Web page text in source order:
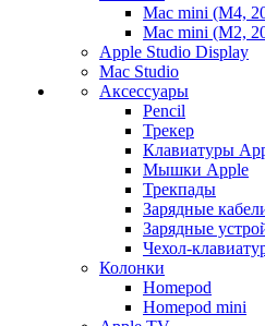
Mac mini (M4,
Mac mini (M2,
Apple Studio Display
Mac Studio
Аксессуары
Pencil
Трекер
Клавиатуры
Мышки Apple
Трекпады
Зарядные
Зарядные
Чехол-
Колонки
Homepod
Homepod mini